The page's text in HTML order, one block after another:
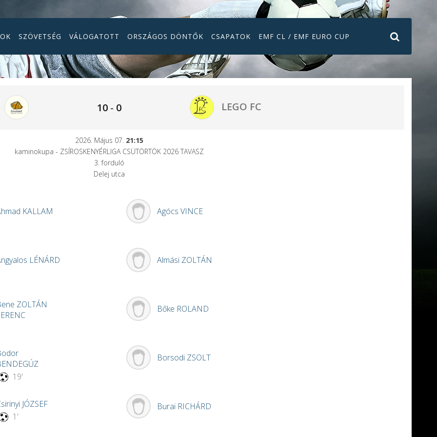
SZÖVETSÉG VÁLOGATOTT ORSZÁGOS DÖNTŐK CSAPATOK EMF CL / EMF EURO CUP
10- 0 LEGO FC
2026. Május 07. 21:15
kaminokupa - ZSÍROSKENYÉRLIGA CSÜTÖRTÖK 2026 TAVASZ
3. forduló
Delej utca
KALLAM
LÉNÁRD
ZOLTÁN
19'
JÓZSEF
1'
Agócs VINCE
Almási ZOLTÁN
Bőke ROLAND
Borsodi ZSOLT
Burai RICHÁRD